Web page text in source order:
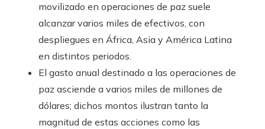
movilizado en operaciones de paz suele
alcanzar varios miles de efectivos, con
despliegues en África, Asia y América Latina
en distintos periodos.
El gasto anual destinado a las operaciones de
paz asciende a varios miles de millones de
dólares; dichos montos ilustran tanto la
magnitud de estas acciones como las